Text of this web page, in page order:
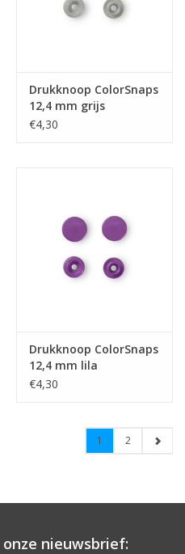
Drukknoop ColorSnaps
12,4 mm grijs
€4,30
Drukknoop ColorSnaps
12,4 mm lila
€4,30
1 2
nieuwsbrief: